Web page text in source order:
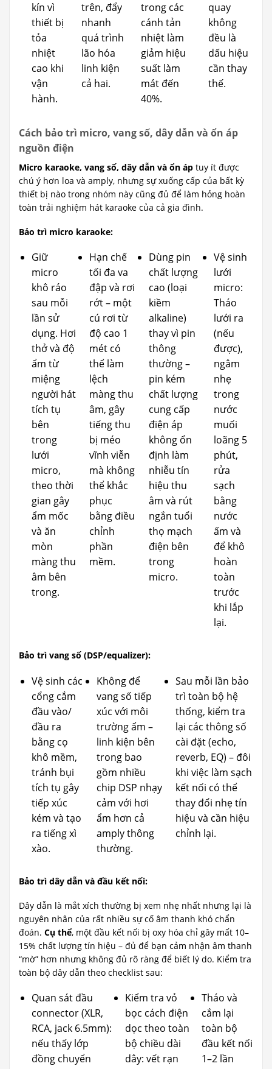
kín vì
thiết bị
tỏa
nhiệt
cao khi
vận
hành.
trên, đẩy
nhanh
quá trình
lão hóa
linh kiện
cả hai.
trong các
cánh tản
nhiệt làm
giảm hiệu
suất làm
mát đến
40%.
quay
không
đều là
dấu hiệu
cần thay
thế.
Cách bảo trì micro, vang số, dây dẫn và ổn áp
nguồn điện
Micro karaoke, vang số, dây dẫn và ổn áp tuy ít được
chú ý hơn loa và amply, nhưng sự xuống cấp của bất kỳ
thiết bị nào trong nhóm này cũng đủ để làm hỏng hoàn
toàn trải nghiệm hát karaoke của cả gia đình.
Bảo trì micro karaoke:
Giữ
micro
khô ráo
sau mỗi
lần sử
dụng. Hơi
thở và độ
ẩm từ
miệng
người hát
tích tụ
bên
trong
lưới
micro,
theo thời
gian gây
ẩm mốc
và ăn
mòn
màng thu
âm bên
trong.
Hạn chế
tối đa va
đập và rơi
rớt – một
cú rơi từ
độ cao 1
mét có
thể làm
lệch
màng thu
âm, gây
tiếng thu
bị méo
vĩnh viễn
mà không
thể khắc
phục
bằng điều
chỉnh
phần
mềm.
Dùng pin
chất lượng
cao (loại
kiềm
alkaline)
thay vì pin
thông
thường –
pin kém
chất lượng
cung cấp
điện áp
không ổn
định làm
nhiễu tín
hiệu thu
âm và rút
ngắn tuổi
thọ mạch
điện bên
trong
micro.
Vệ sinh
lưới
micro:
Tháo
lưới ra
(nếu
được),
ngâm
nhẹ
trong
nước
muối
loãng 5
phút,
rửa
sạch
bằng
nước
ấm và
để khô
hoàn
toàn
trước
khi lắp
lại.
Bảo trì vang số (DSP/equalizer):
Vệ sinh các
cổng cắm
đầu vào/
đầu ra
bằng cọ
khô mềm,
tránh bụi
tích tụ gây
tiếp xúc
kém và tạo
ra tiếng xì
xào.
Không để
vang số tiếp
xúc với môi
trường ẩm –
linh kiện bên
trong bao
gồm nhiều
chip DSP nhạy
cảm với hơi
ẩm hơn cả
amply thông
thường.
Sau mỗi lần bảo
trì toàn bộ hệ
thống, kiểm tra
lại các thông số
cài đặt (echo,
reverb, EQ) – đôi
khi việc làm sạch
kết nối có thể
thay đổi nhẹ tín
hiệu và cần hiệu
chỉnh lại.
Bảo trì dây dẫn và đầu kết nối:
Dây dẫn là mắt xích thường bị xem nhẹ nhất nhưng lại là
nguyên nhân của rất nhiều sự cố âm thanh khó chẩn
đoán. Cụ thể, một đầu kết nối bị oxy hóa chỉ gây mất 10–
15% chất lượng tín hiệu – đủ để bạn cảm nhận âm thanh
“mờ” hơn nhưng không đủ rõ ràng để biết lý do. Kiểm tra
toàn bộ dây dẫn theo checklist sau:
Quan sát đầu
connector (XLR,
RCA, jack 6.5mm):
nếu thấy lớp
đồng chuyển
Kiểm tra vỏ
bọc cách điện
dọc theo toàn
bộ chiều dài
dây: vết rạn
Tháo và
cắm lại
toàn bộ
đầu kết nối
1–2 lần